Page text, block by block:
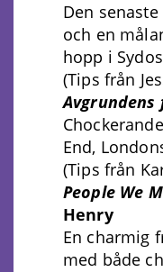
Den
och en
hopp i
(Tips från
Avgrundens
End,
(Tips från
People We
Henry
En charmig
med både